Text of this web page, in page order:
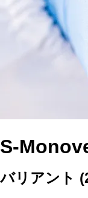
S-
バリアント (